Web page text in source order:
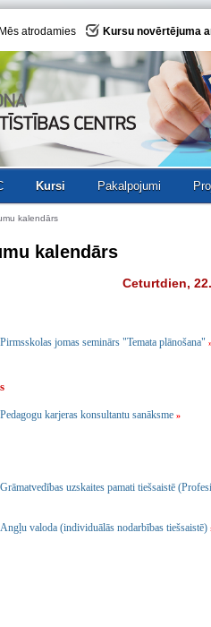
Mēs atrodamies Kursu novērtējuma
Kursi Pakalpojumi
kalendārs
kalendārs
Ceturtdien,
Pirmsskolas jomas seminārs "Temata plānošana"
Pedagogu karjeras konsultantu sanāksme »
Grāmatvedības uzskaites pamati tiešsaistē
Angļu valoda (individuālās nodarbības tiešsaistē)